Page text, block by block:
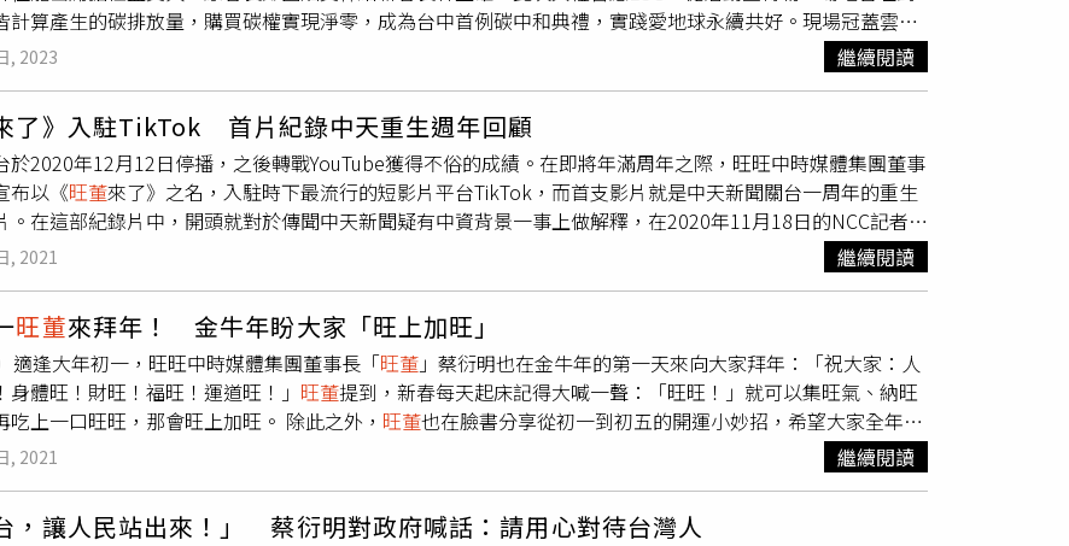
初替他取名為「立帆」，希望他能夠勇敢佇立在海上，人生中不論遇到逆境、順境都能像帆船般地勇往直
順，也坦言這是至今影響他最深的一段話。他近20年來都陪著罹癌的母親定期到醫院看診和復健，「用愛自
同樣來愛著母親。」同時呼籲後輩對待長輩們都要擁有更多的包容和耐性，尤其陪伴長輩時，要更像對待小
「長輩雖然像個小孩、老寶貝，不過他們很需要我們送上溫暖擁抱，最好讓他們多說出心裡話，多用點心傾
們的需求與一言一行，陪伴過程中就會發現他們的需求。」莊立帆（左）與太太溫筱鴻婚後感情甜蜜，時常
樂。（圖／中國時報陳俊吉攝）莊立帆與時尚CEO溫筱鴻新婚1年，2人剛認識時，他孝順的個性深深打動
感性說，他在很多細節上很有心，某次他為了幫母親買一雙合腳的鞋子，他蹲著替母親細心測量雙腳的尺
下看到這個畫面，真的不容易。」她也喜愛〈老寶貝〉這首歌，每次聽到都會想起她的母親，令人感動，
歡逛街、吃上海菜，每個人對長輩都有不一樣默默守護的方式，孝順是讓人喜悅、開心的事，施比受更有
時自己也會得到許多。」看更多孝親獎相關訊息請點這掃QR Code看「孝親獎」相關活動訊息。
董辛苦了！」
計算產生的碳排放量，購買碳權實現淨零，成為台中首例碳中和典禮，實踐愛地球永續共好。現場冠蓋雲
德副總統、總統府秘書長林佳龍、行政院副院長鄭文燦、內政部部長林右昌、台中市長盧秀燕、彰化縣縣長
林縣縣長張麗善，及政、商、社福、學界等貴賓出席盛會觀禮祝福。磐石會擁有中台灣經濟引擎之美譽，卸
，近年來推動建設業在ESG領域的專業素養提升，在疫情期間為社會傳遞大愛和公益精神，對於推動公共事
。同時擔任不動產聯盟總會會長、臺中市不動產建築開發公會理事長，積極推動會務、開創新局，促成產業
度對談。林正雄表示，有鑑於目前會員平均年齡68歲，唯有新血加入，才有助推動更具競爭力的會務，本屆
百川、世代齊發光」為主軸，會員人數將擴增至150名，且納入新世代參與事務，還打破競業加入條款，將
石會核心價值。針對ESG綠色投資浪潮，因目前政府尚未明定ESG規範，但磐石會表示會員在7至8年前倡議
開始落實應用，善盡社會企業責任，在去年更與東海大學、證券暨期貨市場發展基金會簽署三方合作備忘
造中部產業 ESG旗艦計畫。金管會近年更推動「綠色金融行動方案3.0」引導企業淨零轉型，身兼臺中市不動
公會理事長的林正雄，更以法制編列ESG委員會。去年連續舉辦2場大型高峰論壇，讓更多企業對ESG更有專
、進而朝向2025年ESG建築元年邁進、期許未來能全面實踐綠能智慧建築。此外，主計處預估台灣全年經濟
，恐創八年新低。林正雄認為建築業是台灣重要的基礎民生工業，影響整體經濟發展，除了期望政府能儘早
題，針對近13年來，因政府實施的不動產政策不夠周全，造成民生經濟低迷。林雄強調「不再加稅」讓人民
估值，才能改善目前停滯性通膨處境。
, 2023 繼續閱讀
了》入駐TikTok 首片紀錄中天重生週年回顧
於2020年12月12日停播，之後轉戰YouTube獲得不俗的成績。在即將年滿周年之際，旺旺中時媒體集團董事
布以《旺董來了》之名，入駐時下最流行的短影片平台TikTok，而首支影片就是中天新聞關台一周年的重生
。在這部紀錄片中，開頭就對於傳聞中天新聞疑有中資背景一事上做解釋，在2020年11月18日的NCC記者會
訊傳播委員會陳耀祥就曾解釋，在歷經調查後，並沒有辦法直接證明「中天電視有拿到中國各種補助」。而
疑假新聞一事、蔡衍明也在2020年11月22日的演說中怒斥「哪一條大陸新聞是假新聞，他們就是這樣，各台
純，就是真道理性真愛台灣，兩岸好，台灣才會更好」。雖然一直提出抗議、爭取，但最後中天新聞台還是
月12日正式關台。後續中天新聞台擺脫傳統平台、轉戰YouTube，結果獲得廣大網友支持，中天頻道家族
閱數突破1100萬人，其中新聞類訂閱人數更是成長突破870萬人。而且在網友互動率上，中天新聞的互動率
的數字遠遠超過同業媒體、Facebook平台上的互動率也是新聞類粉絲專頁排名第一、讚數超過8800萬
享次數更是突破1000萬次。即便是歷經申請換發執照不過一事，但從上述數據來看，中天新聞台重新出發在
時間，就獲得了極為驚人的成績。過去一年來，台灣各界重大時事一件也沒有錯過，影片中也表示，中天新
如一、堅守崗位、為台灣人民監督政府。
, 2021 繼續閱讀
旺董來拜年！ 金牛年盼大家「旺上加旺」
適逢大年初一，旺旺中時媒體集團董事長「旺董 」蔡衍明也在金牛年的第一天來向大家拜年：「祝大家：人
身體旺！財旺！福旺！運道旺！」 旺董提到，新春每天起床記得大喊一聲：「旺旺！」就可以集旺氣、納旺
福，如果再吃上一口旺旺，那會旺上加旺。 除此之外， 旺董也在臉書分享從初一到初五的開運小妙招，希望大家全年旺
旺！快樂旺旺！看不到影片請點此
, 2021 繼續閱讀
，讓人民站出來！」 蔡衍明對政府喊話：請用心對待台灣人